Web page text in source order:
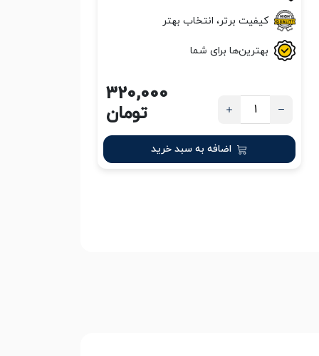
کیفیت برتر، انتخاب بهتر
بهترین‌ها برای شما
320,000
تومان
اضافه به سبد خرید